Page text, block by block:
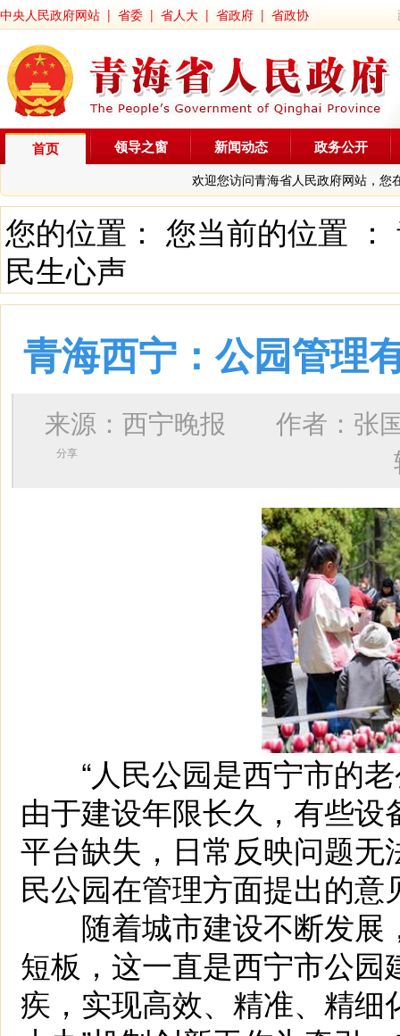
中央人民政府网站 | 省委 | 省人大 | 省政府 | 省政协
首页
欢迎您访问青海省人民政府网站，您
领导之窗 新闻动态 政务公开
您的位置： 您当前的位置 ：
民生心声
青海西宁：公园管理
来源：西宁晚报 作者： 张
分享
“人民公园是西宁市的老
由于建设年限长久，有些
平台缺失，日常反映问题
民公园在管理方面提出的意
随着城市建设不断发展
短板，这一直是西宁市公
疾，实现高效、精准、精细